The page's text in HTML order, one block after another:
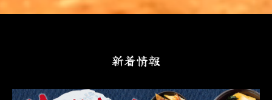
新着情報